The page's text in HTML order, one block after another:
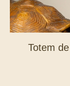
Totem